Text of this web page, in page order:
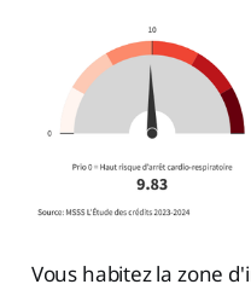
Vous habitez la zone